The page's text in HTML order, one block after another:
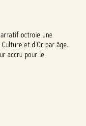
octroie une
et d'Or par âge.
accru pour le